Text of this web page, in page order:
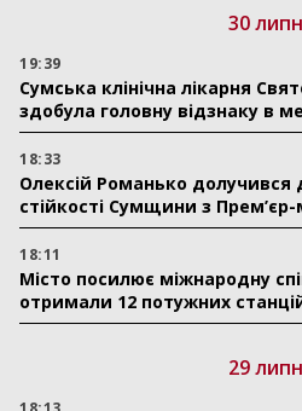
30
19:39
Сумська клінічна лікарня
здобула головну відзнаку в
18:33
Олексій Романько долучився
стійкості Сумщини з Прем’єр-
18:11
Місто посилює міжнародну
отримали 12 потужних
29